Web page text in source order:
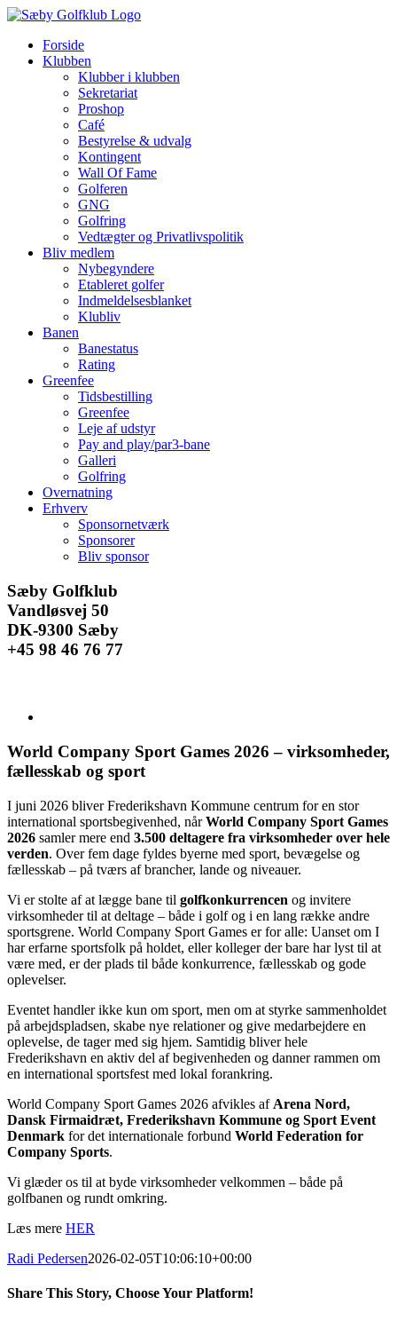
Skip
contentForside
Klubben
Klubber i klubben
Sekretariat
Proshop
Café
Bestyrelse & udvalg
Kontingent
Wall Of Fame
Golferen
GNG
Golfring
Vedtægter og Privatlivspolitik
Bliv medlem
Nybegyndere
Etableret golfer
Indmeldelsesblanket
Klubliv
Banen
Banestatus
Rating
Greenfee
Tidsbestilling
Greenfee
Leje af udstyr
Pay and play/par3-bane
Galleri
Golfring
Overnatning
Erhverv
Sponsornetværk
Sponsorer
Bliv sponsor
Facebook
Instagram
E-
mail
Sæby Golfklub
Vandløsvej 50
DK-9300 Sæby
+45 98 46 76 77
billede
World Company Sport Games 2026 – virksomheder,
fællesskab og sport
I juni 2026 bliver Frederikshavn Kommune centrum for en stor
international sportsbegivenhed, nårWorld Company Sport Games
2026 samler mere end 3.500 deltagere fra virksomheder over hele
verden. Over fem dage fyldes byerne med sport, bevægelse og
fællesskab – på tværs af brancher, lande og niveauer.
Vi er stolte af at lægge bane til golfkonkurrencen og invitere
virksomheder til at deltage – både i golf og i en lang række andre
sportsgrene. World Company Sport Games er for alle: Uanset om I
har erfarne sportsfolk på holdet, eller kolleger der bare har lyst til at
være med, er der plads til både konkurrence, fællesskab og gode
oplevelser.
Eventet handler ikke kun om sport, men om at styrke sammenholdet
på arbejdspladsen, skabe nye relationer og give medarbejdere en
oplevelse, de tager med sig hjem. Samtidig bliver hele
Frederikshavn en aktiv del af begivenheden og danner rammen om
en international sportsfest med lokal forankring.
World Company Sport Games 2026 afvikles af Arena Nord,
Dansk Firmaidræt, Frederikshavn Kommune og Sport Event
Denmark for det internationale forbund World Federation for
Company Sports.
Vi glæder os til at byde virksomheder velkommen – både på
golfbanen og rundt omkring.
Læs mere HER
Radi Pedersen2026-02-05T10:06:10+00:00
Share This Story, Choose Your Platform!